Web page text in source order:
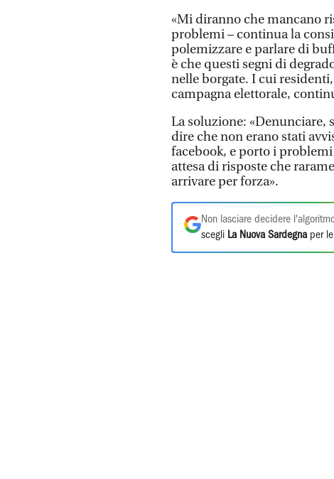
«Mi diranno che mancano
problemi – continua la
polemizzare e parlare di
è che questi segni di
nelle borgate. I cui
campagna elettorale,
La soluzione: «Denunciare,
dire che non erano stati
facebook, e porto i
attesa di risposte che
arrivare per forza».
Non lasciare decidere
scegli La Nuova Sardegna per